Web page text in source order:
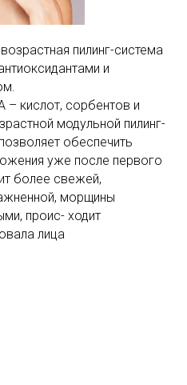
пилинг-система
и
– кислот, сорбентов и
модульной пилинг-
обеспечить
уже после первого
более свежей,
морщины
проис- ходит
лица